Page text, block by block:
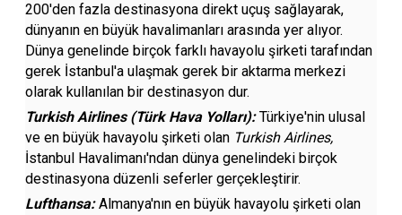
200'den fazla destinasyona direkt uçuş sağlayarak,
dünyanın en büyük havalimanları arasında yer alıyor.
Dünya genelinde birçok farklı havayolu şirketi tarafından
gerek İstanbul'a ulaşmak gerek bir aktarma merkezi
olarak kullanılan bir destinasyon dur.
Turkish Airlines (Türk Hava Yolları):Türkiye'nin ulusal
ve en büyük havayolu şirketi olan Turkish Airlines,
İstanbul Havalimanı'ndan dünya genelindeki birçok
destinasyona düzenli seferler gerçekleştirir.
Lufthansa:Almanya'nın en büyük havayolu şirketi olan